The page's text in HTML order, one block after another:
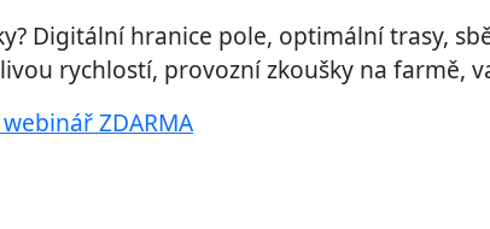
Digitální hranice pole, optimální trasy,
rychlostí, provozní zkoušky na farmě,
ZDARMA